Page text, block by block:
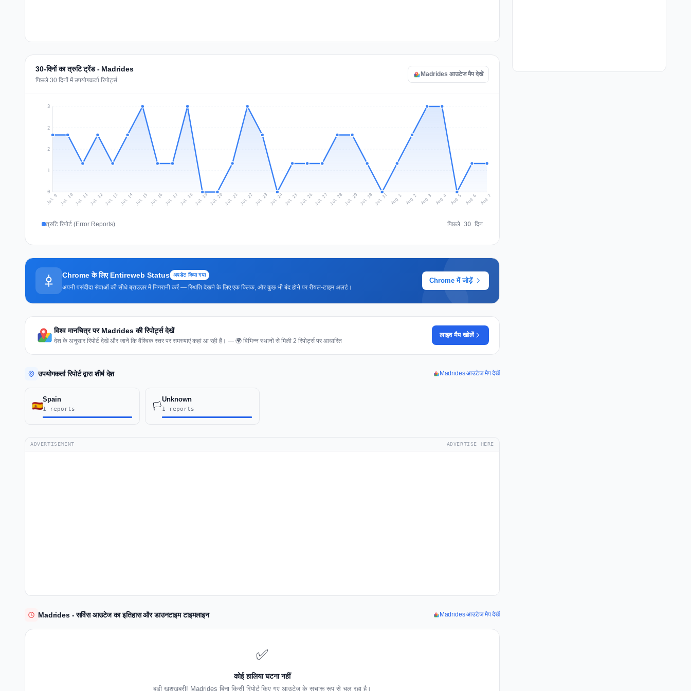
30-दिनों का त्रुटि ट्रेंड - Madrides
पिछले 30 दिनों में उपयोगकर्ता रिपोर्ट्स
Madrides आउटेज मैप देखें
0
1
2
2
3
Jul 9 Jul 10 Jul 11Jul 12Jul 13 Jul 14 Jul 15 Jul 16 Jul 17 Jul 18Jul 19 Jul 20 Jul 21 Jul 22 Jul 23 Jul 24 Jul 25 Jul 26Jul 27 Jul 28Jul 29 Jul 30 Jul 31 Aug 1 Aug 2 Aug 3 Aug 4 Aug 5 Aug 6 Aug 7
त्रुटि रिपोर्ट (Error Reports) पिछले 30 दिन
Chrome के लिए Entireweb Status अपडेट किया गया
अपनी पसंदीदा सेवाओं की सीधे ब्राउज़र में निगरानी करें — स्थिति देखने के लिए एक क्लिक, और कुछ भी बंद होने पर रीयल-टाइम अलर्ट।
Chrome में जोड़ें
विश्व मानचित्र पर Madrides की रिपोर्ट्स देखें
देश के अनुसार रिपोर्ट देखें और जानें कि वैश्विक स्तर पर समस्याएं कहां आ रही हैं। — 🌍 विभिन्न स्थानों से मिली 2 रिपोर्ट्स पर आधारित
लाइव मैप खोलें
उपयोगकर्ता रिपोर्ट द्वारा शीर्ष देश Madrides आउटेज मैप देखें
Spain
1 reports 🏳️
Unknown
1 reports
ADVERTISEMENT ADVERTISE HERE
Madrides - सर्विस आउटेज का इतिहास और डाउनटाइम टाइमलाइन Madrides आउटेज मैप देखें
✅
कोई हालिया घटना नहीं
बड़ी खुशखबरी! Madrides बिना किसी रिपोर्ट किए गए आउटेज के सुचारू रूप से चल रहा है।